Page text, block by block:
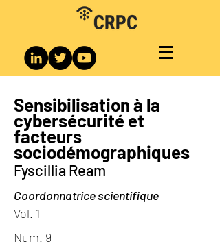
Sensibilisation à la
cybersécurité et
facteurs
sociodémographiques
Fyscillia Ream
Coordonnatrice scientifique
Vol. 1
Num. 9